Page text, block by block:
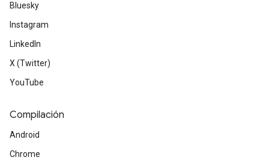
Bluesky
Instagram
LinkedIn
X (Twitter)
YouTube
Compilación
Android
Chrome